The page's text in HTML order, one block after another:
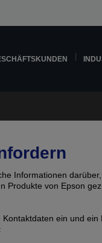
Informationen
Produkte von Epson
ein und